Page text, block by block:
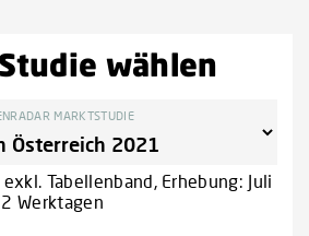
wählen
MARKTSTUDIE
Tabellenband, Erhebung: Juli
Werktagen